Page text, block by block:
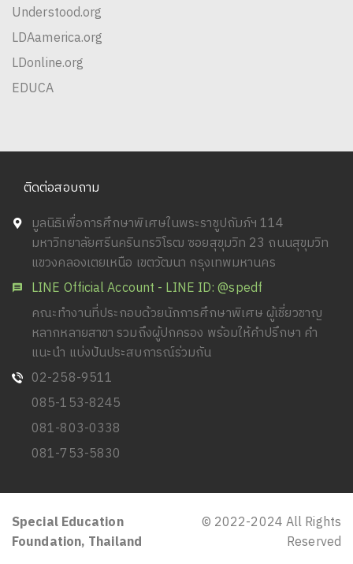
Understood.org
LDAamerica.org
LDonline.org
EDUCA
ติดต่อสอบถาม
มูลนิธิเพื่อการศึกษาพิเศษในพระราชูปถัมภ์ฯ 114
มหาวิทยาลัยศรีนครินทรวิโรฒ ซอยสุขุมวิท 23 ถนนสุขุมวิท
แขวงคลองเตยเหนือ เขตวัฒนา กรุงเทพมหานคร
LINE Official Account - LINE ID: @spedf
คณะทำงานที่ประกอบด้วยนักการศึกษาพิเศษ ผู้เชี่ยวชาญ
หลากหลายสาขา รวมถึงผู้ปกครอง พร้อมให้คำปรึกษา คำ
แนะนำ แบ่งปันประสบการณ์ร่วมกัน
02-258-9511
085-153-8245
081-803-0338
081-753-5830
Special Education
Foundation, Thailand
© 2022-2024 All Rights
Reserved